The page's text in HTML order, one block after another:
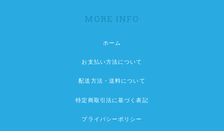
MORE INFO
ホーム
お支払い方法について
配送方法・送料について
特定商取引法に基づく表記
プライバシーポリシー